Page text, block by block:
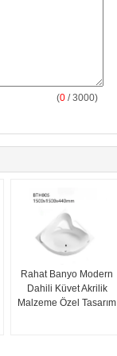
(0 / 3000)
Rahat Banyo Modern
Dahili Küvet Akrilik
Malzeme Özel Tasarım